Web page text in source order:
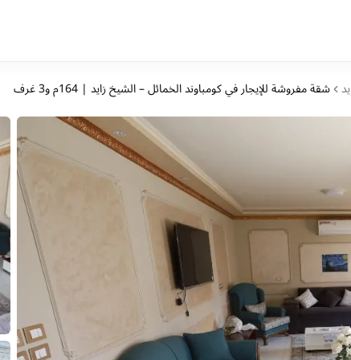
شقة مفروشة للإيجار في كومباوند الخمائل – الشيخ زايد | 164م و3 غرف